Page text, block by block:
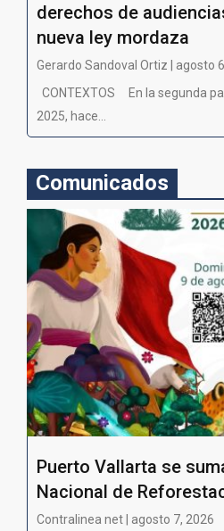
derechos de
nueva ley mordaza
Gerardo Sandoval Ortiz | agosto
CONTEXTOS En la segunda
2025, hace...
Comunicados
Puerto Vallarta se
Nacional de
Contralinea net | agosto 7, 2026